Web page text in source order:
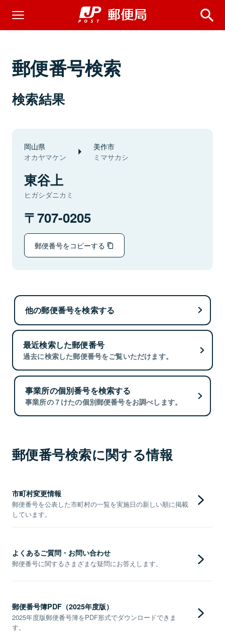
郵便番号検索
検索結果
岡山県
オカヤマケン
美作市
ミマサカシ
東谷上
ヒガシダニカミ
707-0205
郵便番号をコピーする
他の郵便番号を検索する
最近検索した郵便番号
過去に検索した郵便番号をご覧いただけます。
事業所の個別番号を検索する
事業所の７けたの個別郵便番号をお調べします。
郵便番号検索に関する情報
市町村変更情報
郵便番号を公表した市町村の一覧を実施日の新しい順に掲載
しています。
よくあるご質問・お問い合わせ
郵便番号に関するさまざまな疑問にお答えします。
郵便番号簿PDF（2025年度版）
2025年度版郵便番号簿をPDF形式でダウンロードできま
す。